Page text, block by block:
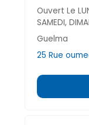
Ouvert Le
SAMEDI,
Guelma
25 Rue